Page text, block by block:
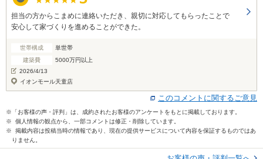
担当の方からこまめに連絡いただき、親切に対応してもらったことで
安心して家づくりを進めることができた。
世帯構成
単世帯
建築費
5000万円以上
2026/4/13
イオンモール天童店
このコメントに関するご意見
※「お客様の声・評判」は、成約されたお客様のアンケートをもとに掲載しております。
※ 個人情報の観点から、一部コメントは修正・削除しています。
※ 掲載内容は投稿当時の情報であり、現在の提供サービスについて内容を保証するものではあ
りません。